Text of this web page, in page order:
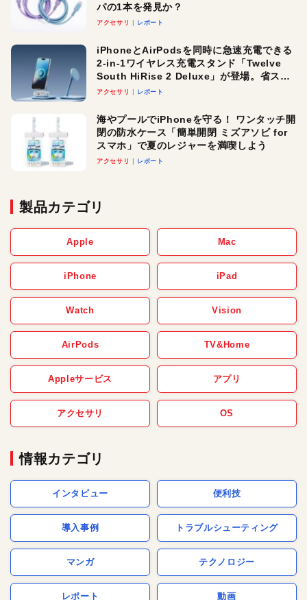
パの1本を発見か？
アクセサリ レポート
iPhoneとAirPodsを同時に急速充電できる
2-in-1ワイヤレス充電スタンド「Twelve
South HiRise 2 Deluxe」が登場。省スペ
ースでおしゃれに充電したい人にオスス
アクセサリ レポート
海やプールでiPhoneを守る！ ワンタッチ開
閉の防水ケース「簡単開閉 ミズアソビ for
スマホ」で夏のレジャーを満喫しよう
アクセサリ レポート
製品カテゴリ
Apple Mac
iPhone iPad
Watch Vision
AirPods TV&Home
Appleサービス アプリ
アクセサリ OS
情報カテゴリ
インタビュー 便利技
導入事例 トラブルシューティング
マンガ テクノロジー
レポート 動画